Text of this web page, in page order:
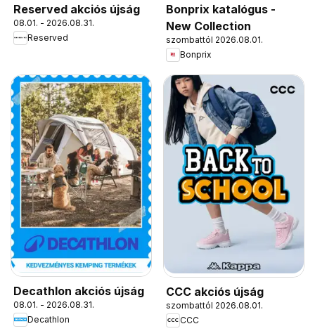
Reserved akciós újság
08.01. - 2026.08.31.
Reserved
Bonprix katalógus -
New Collection
szombattól 2026.08.01.
Bonprix
Decathlon akciós újság
08.01. - 2026.08.31.
Decathlon
CCC akciós újság
szombattól 2026.08.01.
CCC